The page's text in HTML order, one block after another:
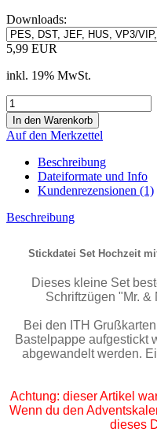
Downloads:
5,99 EUR
inkl. 19% MwSt.
Auf den Merkzettel
Beschreibung
Dateiformate und Info
Kundenrezensionen (1)
Beschreibung
Stickdatei Set Hochzeit
Dieses kleine Set
Schriftzügen "Mr. &
Bei den ITH
Bastelpappe aufgestickt
abgewandelt werden.
Achtung: dieser Artikel
Wenn du den
dieses